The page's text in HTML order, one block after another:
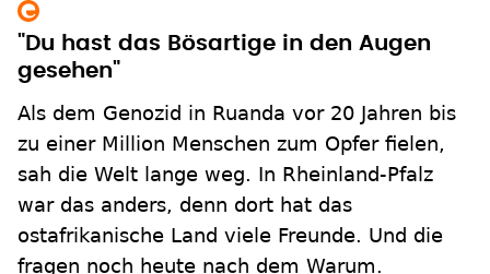
"Du hast das Bösartige in den Augen
gesehen"
Als dem Genozid in Ruanda vor 20 Jahren bis
zu einer Million Menschen zum Opfer fielen,
sah die Welt lange weg. In Rheinland-Pfalz
war das anders, denn dort hat das
ostafrikanische Land viele Freunde. Und die
fragen noch heute nach dem Warum.